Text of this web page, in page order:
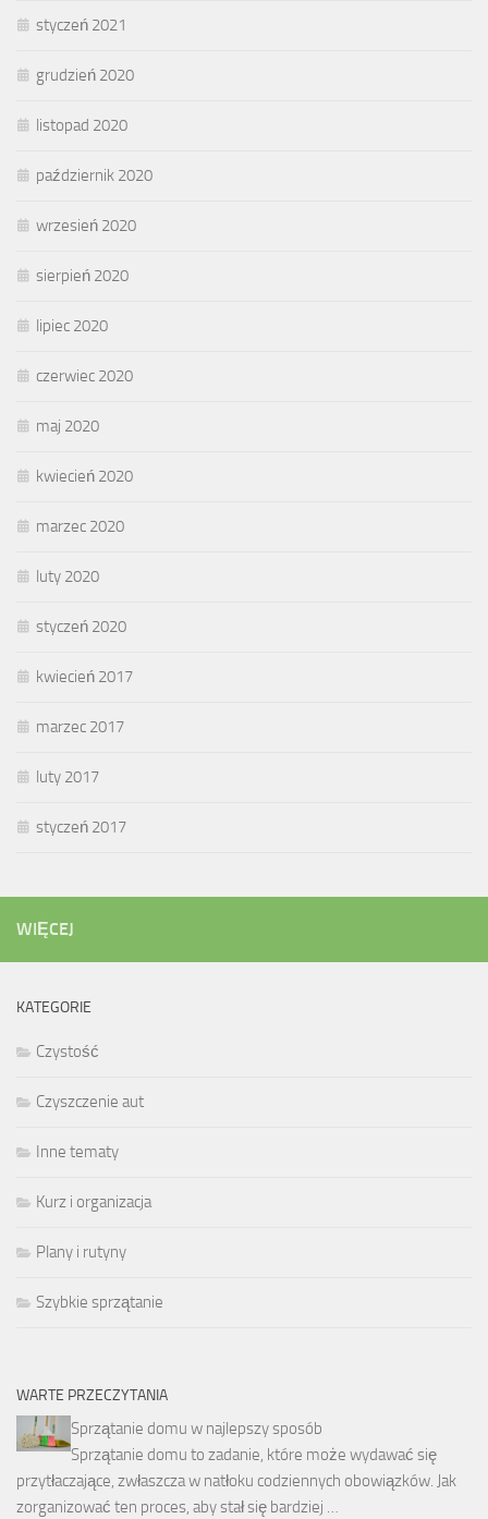
styczeń 2021
grudzień 2020
listopad 2020
październik 2020
wrzesień 2020
sierpień 2020
lipiec 2020
czerwiec 2020
maj 2020
kwiecień 2020
marzec 2020
luty 2020
styczeń 2020
kwiecień 2017
marzec 2017
luty 2017
styczeń 2017
WIĘCEJ
KATEGORIE
Czystość
Czyszczenie aut
Inne tematy
Kurz i organizacja
Plany i rutyny
Szybkie sprzątanie
WARTE PRZECZYTANIA
Sprzątanie domu w najlepszy sposób
Sprzątanie domu to zadanie, które może wydawać się
przytłaczające, zwłaszcza w natłoku codziennych obowiązków. Jak
zorganizować ten proces, aby stał się bardziej …